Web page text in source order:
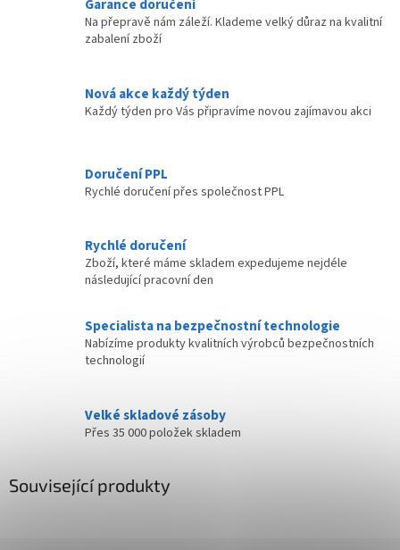
Garance doručení
Na přepravě nám záleží. Klademe velký důraz na kvalitní
zabalení zboží
Nová akce každý týden
Každý týden pro Vás připravíme novou zajímavou akci
Doručení PPL
Rychlé doručení přes společnost PPL
Rychlé doručení
Zboží, které máme skladem expedujeme nejdéle
následující pracovní den
Specialista na bezpečnostní technologie
Nabízíme produkty kvalitních výrobců bezpečnostních
technologií
Velké skladové zásoby
Přes 35 000 položek skladem
Související produkty